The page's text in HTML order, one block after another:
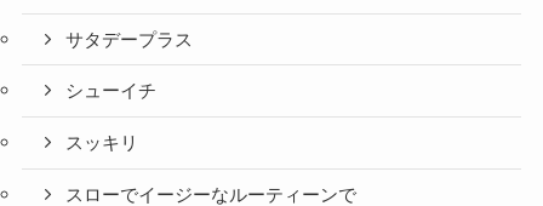
サタデープラス
シューイチ
スッキリ
スローでイージーなルーティーンで